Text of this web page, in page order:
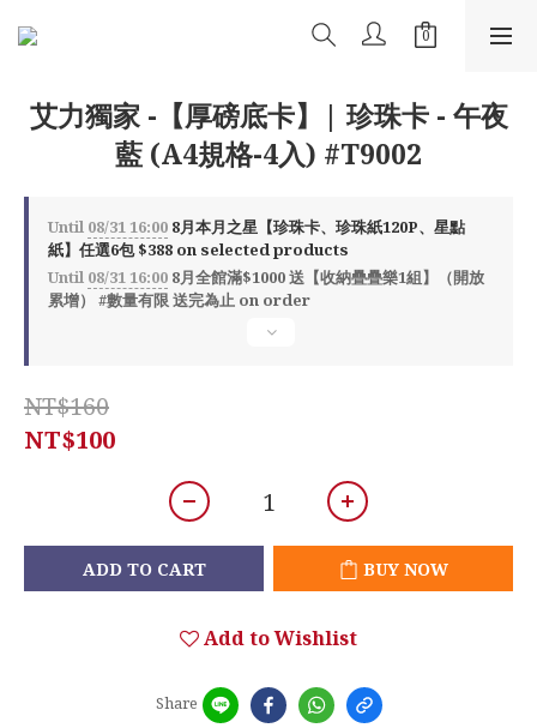
艾力獨家 -【厚磅底卡】| 珍珠卡 - 午夜
藍 (A4規格-4入) #T9002
Until 08/31 16:00 8月本月之星【珍珠卡、珍珠紙120P、星點
紙】任選6包 $388 on selected products
Until 08/31 16:00 8月全館滿$1000 送【收納疊疊樂1組】（開放
累增） #數量有限 送完為止 on order
NT$160
NT$100
ADD TO CART BUY NOW
Add to Wishlist
Share